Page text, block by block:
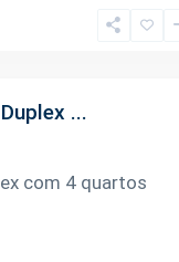
...
com 4 quartos